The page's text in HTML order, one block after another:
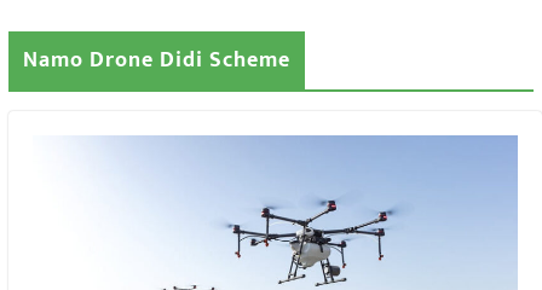
Namo Drone Didi Scheme